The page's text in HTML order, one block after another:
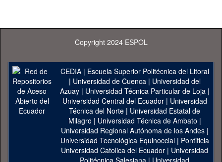
Copyright 2024 ESPOL
CEDIA| Escuela Superior Politécnica del Litoral
| Universidad de Cuenca| Universidad del
Azuay| Universidad Técnica Particular de Loja|
Universidad Central del Ecuador| Universidad
Técnica del Norte | Universidad Estatal de
Milagro | Universidad Técnica de Ambato |
Universidad Regional Autónoma de los Andes|
Universidad Tecnológica Equinoccial| Pontificia
Universidad Catolica del Ecuador | Universidad
Politécnica Salesiana | Universidad